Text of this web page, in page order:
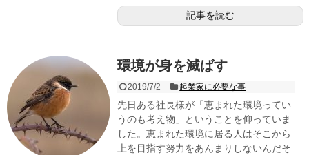
記事を読む
環境が身を滅ばす
2019/7/2 起業家に必要な事
先日ある社長様が「恵まれた環境ってい
うのも考え物」ということを仰っていま
した。恵まれた環境に居る人はそこから
上を目指す努力をあんまりしないんだそ